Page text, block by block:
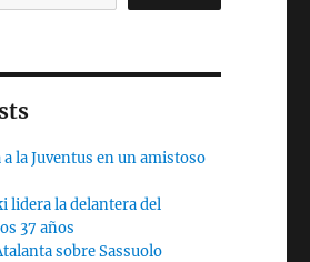
la Juventus en un amistoso
lidera la delantera del
37 años
sobre Sassuolo